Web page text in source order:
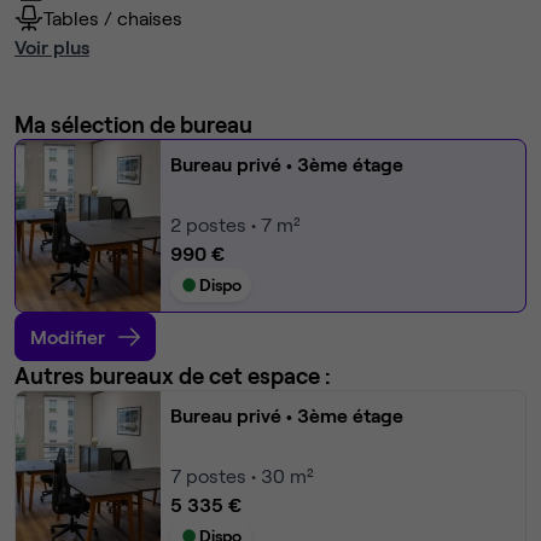
Tables / chaises
Voir plus
Ma sélection de bureau
Bureau privé • 3ème étage
2 postes • 7 m²
990 €
Dispo
Modifier
Autres bureaux de cet espace :
Bureau privé • 3ème étage
7 postes • 30 m²
5 335 €
Dispo